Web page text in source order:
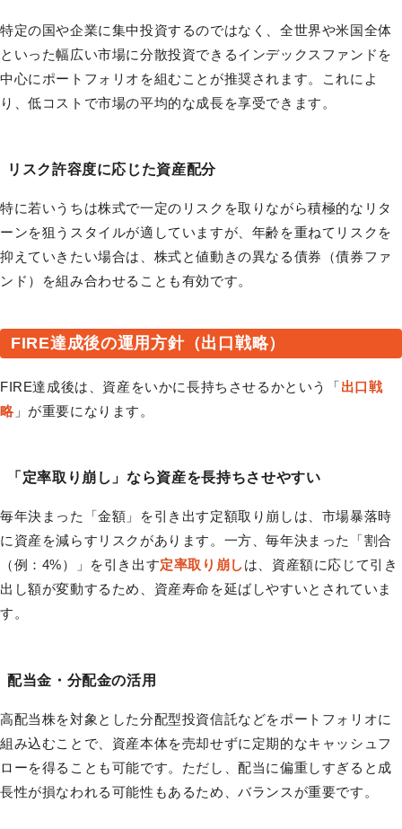
特定の国や企業に集中投資するのではなく、全世界や米国全体
といった幅広い市場に分散投資できるインデックスファンドを
中心にポートフォリオを組むことが推奨されます。これによ
り、低コストで市場の平均的な成長を享受できます。
リスク許容度に応じた資産配分
特に若いうちは株式で一定のリスクを取りながら積極的なリタ
ーンを狙うスタイルが適していますが、年齢を重ねてリスクを
抑えていきたい場合は、株式と値動きの異なる債券（債券ファ
ンド）を組み合わせることも有効です。
FIRE達成後の運用方針（出口戦略）
FIRE達成後は、資産をいかに長持ちさせるかという「出口戦
略 」が重要になります。
「定率取り崩し」なら資産を長持ちさせやすい
毎年決まった「金額」を引き出す定額取り崩しは、市場暴落時
に資産を減らすリスクがあります。一方、毎年決まった「割合
（例：4%）」を引き出す定率取り崩しは、資産額に応じて引き
出し額が変動するため、資産寿命を延ばしやすいとされていま
す。
配当金・分配金の活用
高配当株を対象とした分配型投資信託などをポートフォリオに
組み込むことで、資産本体を売却せずに定期的なキャッシュフ
ローを得ることも可能です。ただし、配当に偏重しすぎると成
長性が損なわれる可能性もあるため、バランスが重要です。